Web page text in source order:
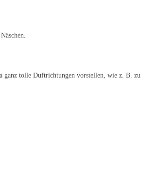
ganz tolle Duftrichtungen vorstellen, wie z. B. zu